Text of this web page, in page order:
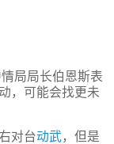
局局长伯恩斯表
，可能会找更未
对台动武，但是